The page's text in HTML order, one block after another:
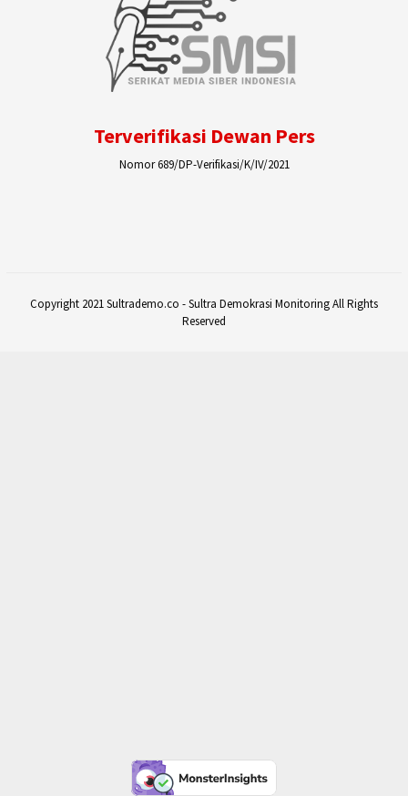
Terverifikasi Dewan Pers
Nomor 689/DP-Verifikasi/K/IV/2021
Copyright 2021 Sultrademo.co - Sultra Demokrasi Monitoring All Rights
Reserved